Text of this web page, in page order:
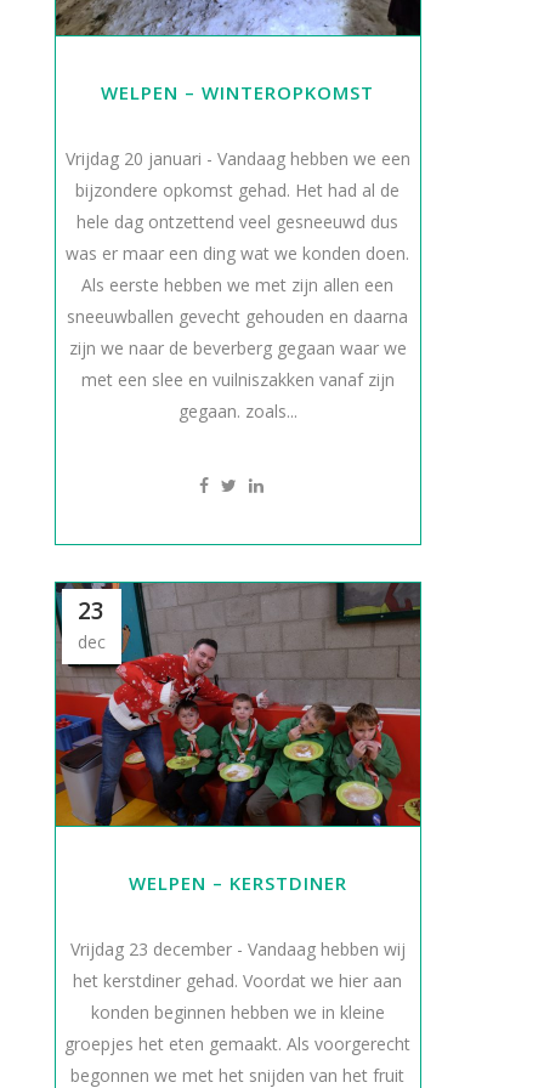
WELPEN – WINTEROPKOMST
Vrijdag 20 januari - Vandaag hebben we een
bijzondere opkomst gehad. Het had al de
hele dag ontzettend veel gesneeuwd dus
was er maar een ding wat we konden doen.
Als eerste hebben we met zijn allen een
sneeuwballen gevecht gehouden en daarna
zijn we naar de beverberg gegaan waar we
met een slee en vuilniszakken vanaf zijn
gegaan. zoals...
23
dec
WELPEN – KERSTDINER
Vrijdag 23 december - Vandaag hebben wij
het kerstdiner gehad. Voordat we hier aan
konden beginnen hebben we in kleine
groepjes het eten gemaakt. Als voorgerecht
begonnen we met het snijden van het fruit